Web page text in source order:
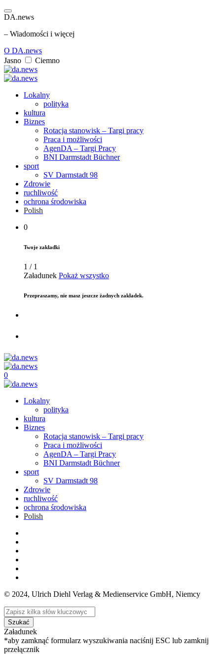
DA.news
– Wiadomości i więcej
O DA.news
Jasno
Ciemno
Lokalny
polityka
kultura
Biznes
Rotacja stanowisk – Targi pracy
Praca i możliwości
AgenDA – Targi Pracy
BNI Darmstadt Büchner
sport
SV Darmstadt 98
Zdrowie
ruchliwość
ochrona środowiska
Polish
0
Twoje zakładki
1 / 1
Załadunek Pokaż wszystko
Przepraszamy, nie masz jeszcze żadnych zakładek.
0
Lokalny
polityka
kultura
Biznes
Rotacja stanowisk – Targi pracy
Praca i możliwości
AgenDA – Targi Pracy
BNI Darmstadt Büchner
sport
SV Darmstadt 98
Zdrowie
ruchliwość
ochrona środowiska
Polish
© 2024, Ulrich Diehl Verlag & Medienservice GmbH, Niemcy
Szukać
Załadunek
*aby zamknąć formularz wyszukiwania naciśnij ESC lub zamknij
przełącznik